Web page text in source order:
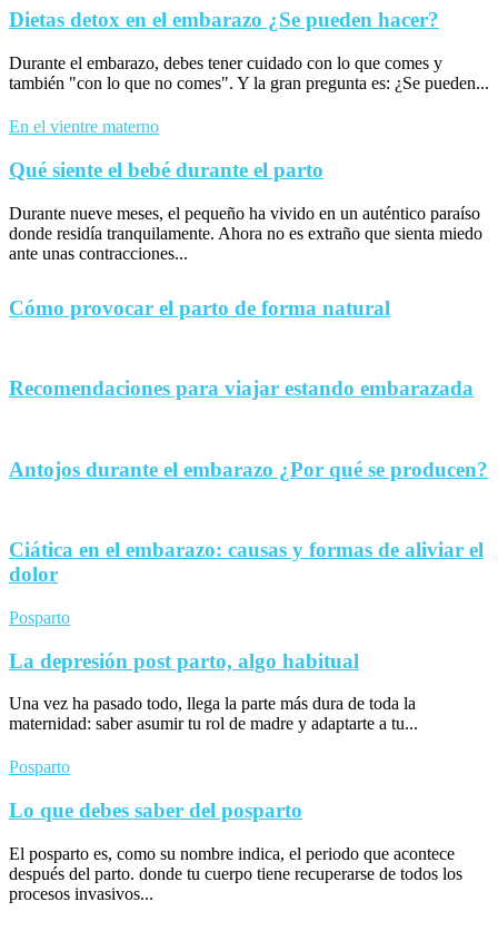
Dietas detox en el embarazo ¿Se pueden hacer?
Durante el embarazo, debes tener cuidado con lo que comes y
también "con lo que no comes". Y la gran pregunta es: ¿Se pueden...
En el vientre materno
Qué siente el bebé durante el parto
Durante nueve meses, el pequeño ha vivido en un auténtico paraíso
donde residía tranquilamente. Ahora no es extraño que sienta miedo
ante unas contracciones...
Cómo provocar el parto de forma natural
Recomendaciones para viajar estando embarazada
Antojos durante el embarazo ¿Por qué se producen?
Ciática en el embarazo: causas y formas de aliviar el
dolor
Posparto
La depresión post parto, algo habitual
Una vez ha pasado todo, llega la parte más dura de toda la
maternidad: saber asumir tu rol de madre y adaptarte a tu...
Posparto
Lo que debes saber del posparto
El posparto es, como su nombre indica, el periodo que acontece
después del parto. donde tu cuerpo tiene recuperarse de todos los
procesos invasivos...